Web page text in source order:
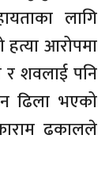
लागि
आरोपमा
र शवलाई पनि
ढिला भएको
ढकालले